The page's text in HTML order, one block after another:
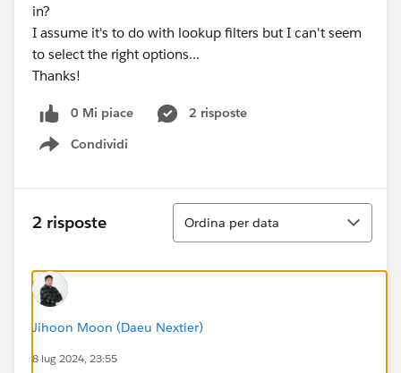
in?
I assume it's to do with lookup filters but I can't seem
to select the right options...
Thanks!
0 Mi piace
2 risposte
Condividi
Show menu
2 risposte
Ordina
Ordina per data
Jihoon Moon (Daeu Nextier)
8 lug 2024, 23:55